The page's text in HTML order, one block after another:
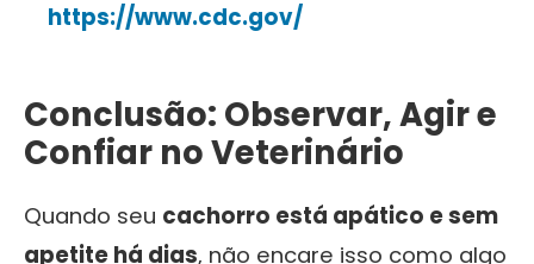
https://www.cdc.gov/
Conclusão: Observar, Agir e
Confiar no Veterinário
Quando seu cachorro está apático e sem
apetite há dias, não encare isso como algo